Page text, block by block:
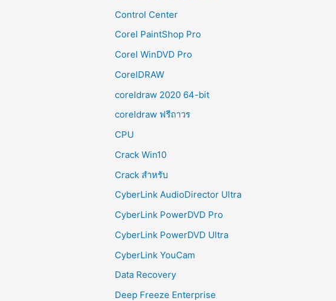
Control Center
Corel PaintShop Pro
Corel WinDVD Pro
CorelDRAW
coreldraw 2020 64-bit
coreldraw ฟรีถาวร
CPU
Crack Win10
Crack สำหรับ
CyberLink AudioDirector Ultra
CyberLink PowerDVD Pro
CyberLink PowerDVD Ultra
CyberLink YouCam
Data Recovery
Deep Freeze Enterprise